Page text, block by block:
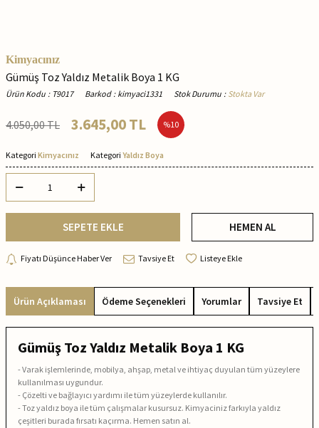
Kimyacınız
Gümüş Toz Yaldız Metalik Boya 1 KG
Ürün Kodu : T9017 Barkod : kimyaci1331 Stok Durumu : Stokta Var
4.050,00TL 3.645,00TL %10
Kategori Kimyacınız Kategori Yaldız Boya
SEPETE EKLE HEMEN AL
Fiyatı Düşünce Haber Ver Tavsiye Et Listeye Ekle
Ürün Açıklaması Ödeme Seçenekleri Yorumlar Tavsiye Et
Gümüş Toz Yaldız Metalik Boya 1 KG
- Varak işlemlerinde, mobilya, ahşap, metal ve ihtiyaç duyulan tüm yüzeylere
kullanılması uygundur.
- Çözelti ve bağlayıcı yardımı ile tüm yüzeylerde kullanılır.
- Toz yaldız boya ile tüm çalışmalar kusursuz. Kimyaciniz farkıyla yaldız
çeşitleri burada fırsatı kaçırma. Hemen satın al.